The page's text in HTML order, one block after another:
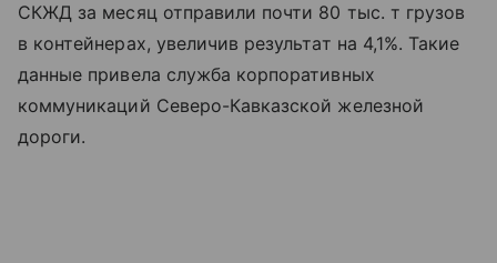
СКЖД за месяц отправили почти 80 тыс. т грузов
в контейнерах, увеличив результат на 4,1%. Такие
данные привела служба корпоративных
коммуникаций Северо-Кавказской железной
дороги.